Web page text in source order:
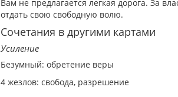
Вам не предлагается легкая дорога. За
отдать свою свободную волю.
Сочетания в другими картами
Усиление
Безумный: обретение веры
4 жезлов: свобода, разрешение